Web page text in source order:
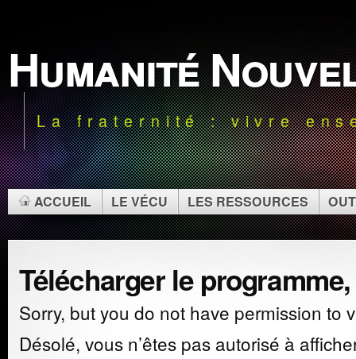
Humanité
La fraternité : vivre
ACCUEIL LE VÉCU LES RESSOURCES
Télécharger le
Sorry, but you do not have permission to
Désolé, vous n’êtes pas autorisé à